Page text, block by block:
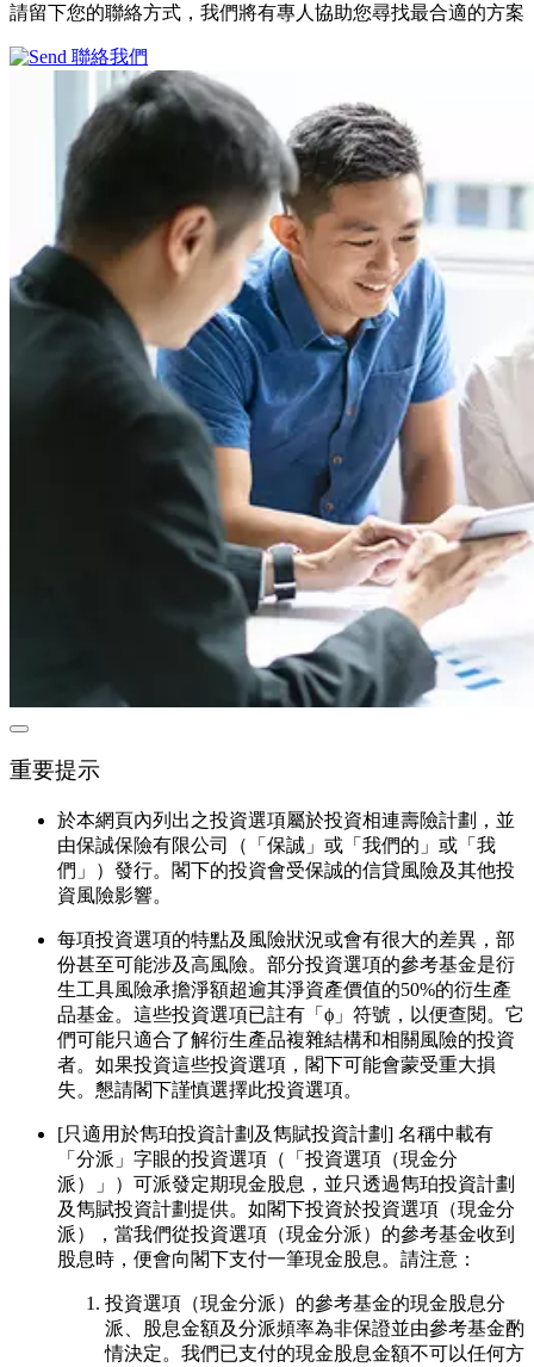
請留下您的聯絡方式，我們將有專人協助您尋找最合適的方案
聯絡我們
重要提示
於本網頁內列出之投資選項屬於投資相連壽險計劃，並
由保誠保險有限公司（「保誠」或「我們的」或「我
們」）發行。閣下的投資會受保誠的信貸風險及其他投
資風險影響。
每項投資選項的特點及風險狀況或會有很大的差異，部
份甚至可能涉及高風險。部分投資選項的參考基金是衍
生工具風險承擔淨額超逾其淨資產價值的50%的衍生產
品基金。這些投資選項已註有「ϕ」符號，以便查閱。它
們可能只適合了解衍生產品複雜結構和相關風險的投資
者。如果投資這些投資選項，閣下可能會蒙受重大損
失。懇請閣下謹慎選擇此投資選項。
[只適用於雋珀投資計劃及雋賦投資計劃] 名稱中載有
「分派」字眼的投資選項（「投資選項（現金分
派）」）可派發定期現金股息，並只透過雋珀投資計劃
及雋賦投資計劃提供。如閣下投資於投資選項（現金分
派），當我們從投資選項（現金分派）的參考基金收到
股息時，便會向閣下支付一筆現金股息。請注意：
投資選項（現金分派）的參考基金的現金股息分
派、股息金額及分派頻率為非保證並由參考基金酌
情決定。我們已支付的現金股息金額不可以任何方